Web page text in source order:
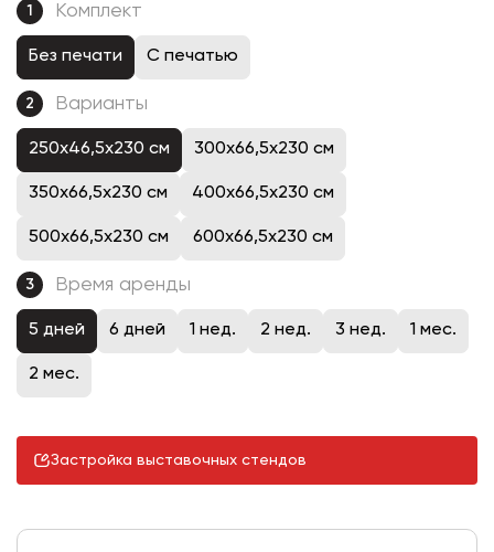
1 Комплект
Без печати С печатью
2 Варианты
250x46,5x230 см 300x66,5x230 см
350x66,5x230 см 400x66,5x230 см
500x66,5x230 см 600x66,5x230 см
3 Время аренды
5 дней 6 дней 1 нед. 2 нед. 3 нед. 1 мес.
2 мес.
Застройка выставочных стендов